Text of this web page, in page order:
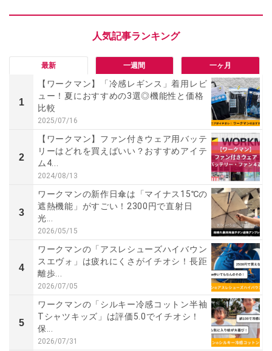
最新 一週間 一ヶ月
1
【ワークマン】「冷感レギンス」着用レビ
ュー！夏におすすめの3選◎機能性と価格
比較
2025/07/16
2
【ワークマン】ファン付きウェア用バッテ
リーはどれを買えばいい？おすすめアイテ
ム4...
2024/08/13
3
ワークマンの新作日傘は「マイナス15℃の
遮熱機能」がすごい！2300円で直射日
光...
2026/05/15
4
ワークマンの「アスレシューズハイバウン
スエヴォ」は疲れにくさがイチオシ！長距
離歩...
2026/07/05
5
ワークマンの「シルキー冷感コットン半袖
Tシャツキッズ」は評価5.0でイチオシ！
保...
2026/07/31